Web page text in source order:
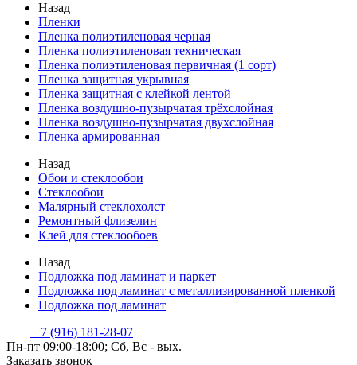
Назад
Пленки
Пленка полиэтиленовая черная
Пленка полиэтиленовая техническая
Пленка полиэтиленовая первичная (1 сорт)
Пленка защитная укрывная
Пленка защитная с клейкой лентой
Пленка воздушно-пузырчатая трёхслойная
Пленка воздушно-пузырчатая двухслойная
Пленка армированная
Назад
Обои и стеклообои
Стеклообои
Малярный стеклохолст
Ремонтный флизелин
Клей для стеклообоев
Назад
Подложка под ламинат и паркет
Подложка под ламинат с металлизированной пленкой
Подложка под ламинат
+7 (916) 181-28-07
Пн-пт 09:00-18:00; Сб, Вс - вых.
Заказать звонок